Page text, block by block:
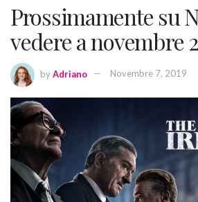
Prossimamente su
vedere a novembre
byAdriano Novembre 7, 2019